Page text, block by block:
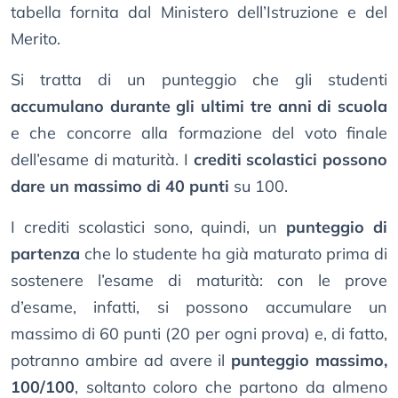
tabella fornita dal Ministero dell’Istruzione e del
Merito.
Si tratta di un punteggio che gli studenti
accumulano durante gli ultimi tre anni di scuola
e che concorre alla formazione del voto finale
dell’esame di maturità. I crediti scolastici possono
dare un massimo di 40 punti su 100.
I crediti scolastici sono, quindi, un punteggio di
partenza che lo studente ha già maturato prima di
sostenere l’esame di maturità: con le prove
d’esame, infatti, si possono accumulare un
massimo di 60 punti (20 per ogni prova) e, di fatto,
potranno ambire ad avere il punteggio massimo,
100/100, soltanto coloro che partono da almeno